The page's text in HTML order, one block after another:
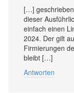
[…]
dieser
einfach einen
2024. Der gilt
Firmierungen
bleibt […]
Antworten